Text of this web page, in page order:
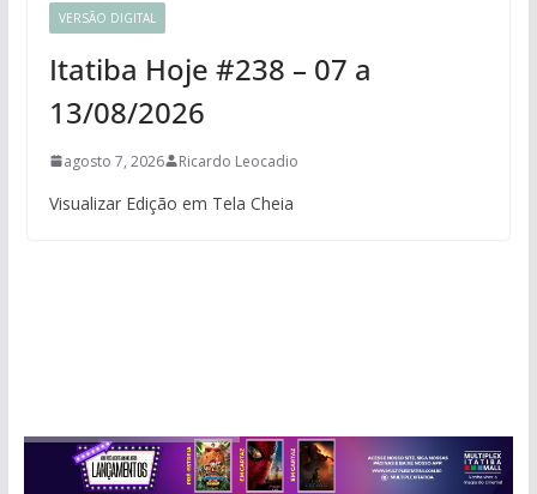
VERSÃO DIGITAL
Itatiba Hoje #238 – 07 a
13/08/2026
agosto 7, 2026 Ricardo Leocadio
Visualizar Edição em Tela Cheia